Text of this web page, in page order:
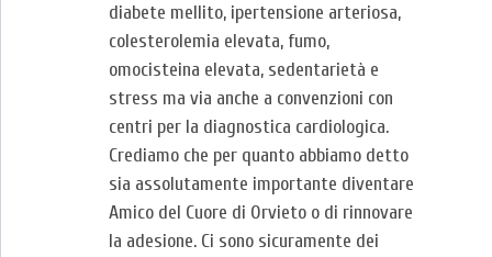
diabete mellito, ipertensione arteriosa,
colesterolemia elevata, fumo,
omocisteina elevata, sedentarietà e
stress ma via anche a convenzioni con
centri per la diagnostica cardiologica.
Crediamo che per quanto abbiamo detto
sia assolutamente importante diventare
Amico del Cuore di Orvieto o di rinnovare
la adesione. Ci sono sicuramente dei